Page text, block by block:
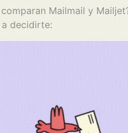
Mailmail y
decidirte: